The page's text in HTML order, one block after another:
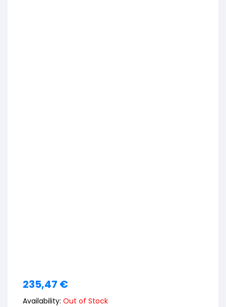
235,47 €
Availability: Out of Stock